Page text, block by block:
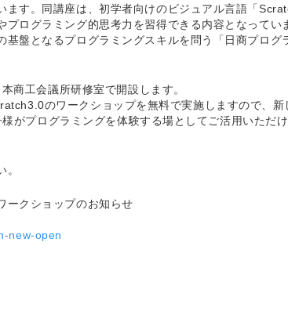
ます。同講座は、初学者向けのビジュアル言語「
ログラミング的思考力を習得できる内容となってい
基盤となるプログラミングスキルを問う「日商プログ
商工会議所研修室で開設します。
のワークショップを無料で実施しますので、新
がプログラミングを体験する場としてご活用いただ
ークショップのお知らせ
new-open